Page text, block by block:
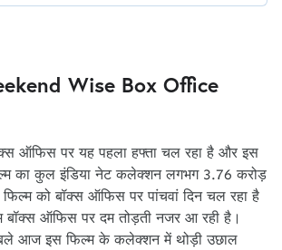
Wise Box Office
ऑफिस पर यह पहला हफ्ता चल रहा है और इस
का कुल इंडिया नेट कलेक्शन लगभग 3.76 करोड़
को बॉक्स ऑफिस पर पांचवां दिन चल रहा है
ऑफिस पर दम तोड़ती नजर आ रही है।
आज इस फिल्म के कलेक्शन में थोड़ी उछाल